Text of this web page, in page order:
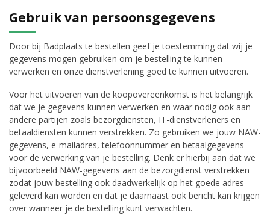
Gebruik van persoonsgegevens
Door bij Badplaats te bestellen geef je toestemming dat wij je
gegevens mogen gebruiken om je bestelling te kunnen
verwerken en onze dienstverlening goed te kunnen uitvoeren.
Voor het uitvoeren van de koopovereenkomst is het belangrijk
dat we je gegevens kunnen verwerken en waar nodig ook aan
andere partijen zoals bezorgdiensten, IT-dienstverleners en
betaaldiensten kunnen verstrekken. Zo gebruiken we jouw NAW-
gegevens, e-mailadres, telefoonnummer en betaalgegevens
voor de verwerking van je bestelling. Denk er hierbij aan dat we
bijvoorbeeld NAW-gegevens aan de bezorgdienst verstrekken
zodat jouw bestelling ook daadwerkelijk op het goede adres
geleverd kan worden en dat je daarnaast ook bericht kan krijgen
over wanneer je de bestelling kunt verwachten.